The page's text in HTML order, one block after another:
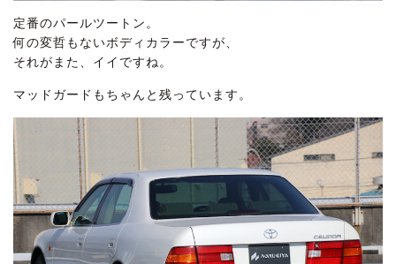
定番のパールツートン。
何の変哲もないボディカラーですが、
それがまた、イイですね。
マッドガードもちゃんと残っています。